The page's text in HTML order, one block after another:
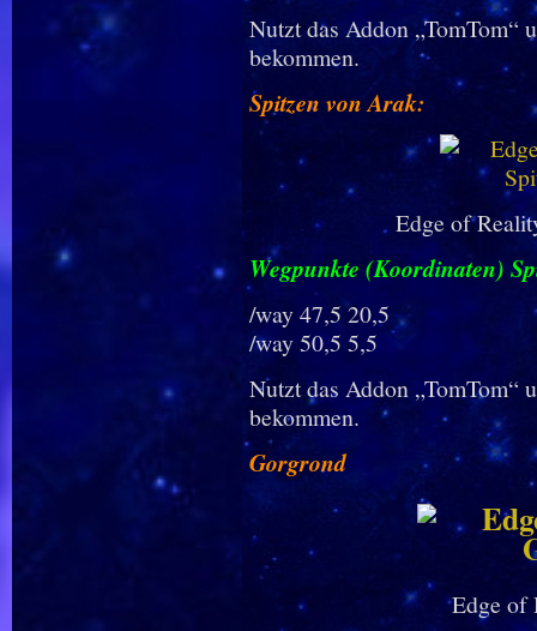
Nutzt das Addon „TomTom“
bekommen.
Spitzen von Arak:
Edge of
Wegpunkte (Koordinaten)
/way 47,5 20,5
/way 50,5 5,5
Nutzt das Addon „TomTom“
bekommen.
Gorgrond
Edge of